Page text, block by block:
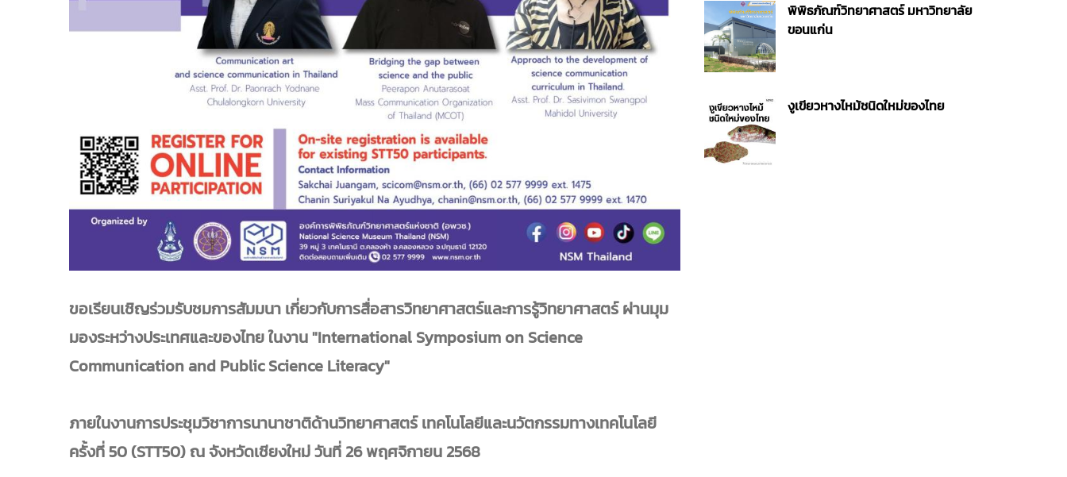
ขอเรียนเชิญร่วมรับชมการสัมมนา เกี่ยวกับการสื่อสารวิทยาศาสตร์และการรู้วิทยาศาสตร์ ผ่านมุม
มองระหว่างประเทศและของไทย ในงาน "International Symposium on Science
Communication and Public Science Literacy"
ภายในงานการประชุมวิชาการนานาชาติด้านวิทยาศาสตร์ เทคโนโลยีและนวัตกรรมทางเทคโนโลยี
ครั้งที่ 50 (STT50) ณ จังหวัดเชียงใหม่ วันที่ 26 พฤศจิกายน 2568
พิพิธภัณฑ์วิทยาศาสตร์ มหาวิทยาลัย
ขอนแก่น
งูเขียวหางไหม้ชนิดใหม่ของไทย